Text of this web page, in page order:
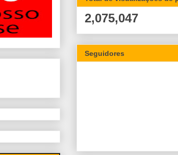
2,075,047
Seguidores